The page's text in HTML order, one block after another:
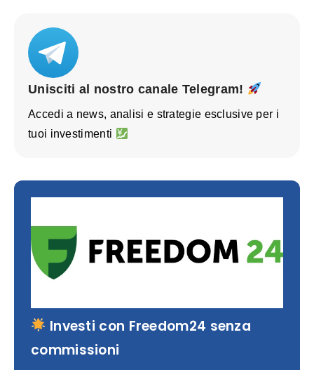
Unisciti al nostro canale Telegram!
Accedi a news, analisi e strategie esclusive per i
tuoi investimenti
Investi con Freedom24 senza
commissioni